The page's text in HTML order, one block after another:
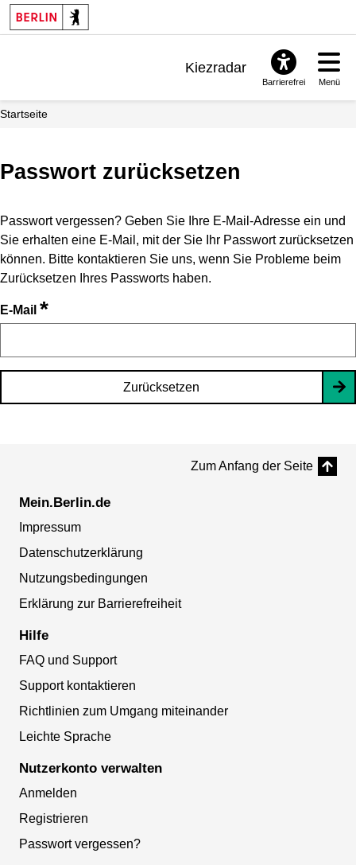
Kiezradar
Barrierefrei Menü
Startseite
Passwort zurücksetzen
Passwort vergessen? Geben Sie Ihre E-Mail-Adresse ein und
Sie erhalten eine E-Mail, mit der Sie Ihr Passwort zurücksetzen
können. Bitte kontaktieren Sie uns, wenn Sie Probleme beim
Zurücksetzen Ihres Passworts haben.
E-Mail *
Zurücksetzen
Zum Anfang der Seite
Mein.Berlin.de
Impressum
Datenschutzerklärung
Nutzungsbedingungen
Erklärung zur Barrierefreiheit
Hilfe
FAQ und Support
Support kontaktieren
Richtlinien zum Umgang miteinander
Leichte Sprache
Nutzerkonto verwalten
Anmelden
Registrieren
Passwort vergessen?